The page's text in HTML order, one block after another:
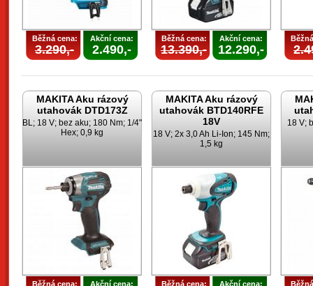
Běžná cena:
3.290,-
Akční cena:
2.490,-
Běžná cena:
13.390,-
Akční cena:
12.290,-
MAKITA Aku rázový
utahovák DTD173Z
BL; 18 V; bez aku; 180 Nm; 1/4"
Hex; 0,9 kg
Běžná cena: Akční cena:
MAKITA Aku rázový
utahovák BTD140RFE
18V
18 V; 2x 3,0 Ah Li-Ion; 145 Nm;
1,5 kg
Běžná cena: Akční cena:
18 V;